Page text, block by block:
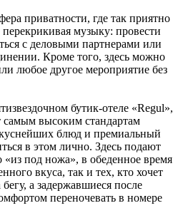
приватности, где так приятно
музыку: провести
с деловыми партнерами или
Кроме того, здесь можно
любое другое мероприятие без
бутик-отеле «Regul»,
самым высоким стандартам
блюд и премиальный
в этом лично. Здесь подают
под ножа», в обеденное время
вкуса, так и тех, кто хочет
а задержавшиеся после
переночевать в номере